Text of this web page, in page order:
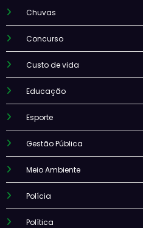
Chuvas
Concurso
Custo de vida
Educação
Esporte
Gestão Pública
Meio Ambiente
Polícia
Política